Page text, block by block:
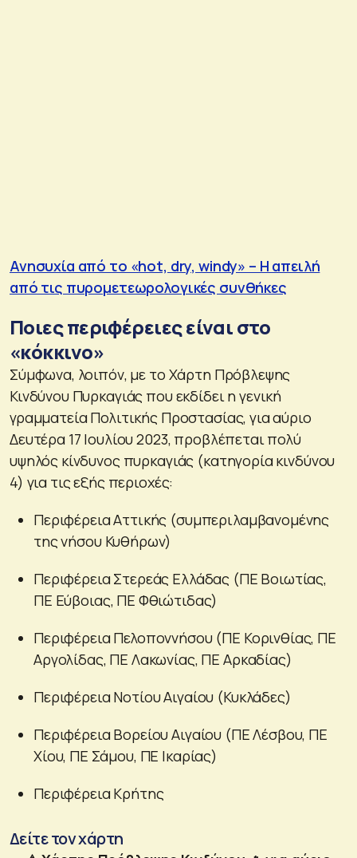
Ανησυχία από το «hot, dry, windy» – Η απειλή
από τις πυρομετεωρολογικές συνθήκες
Ποιες περιφέρειες είναι στο
«κόκκινο»
Σύμφωνα, λοιπόν, με το Χάρτη Πρόβλεψης
Κινδύνου Πυρκαγιάς που εκδίδει η γενική
γραμματεία Πολιτικής Προστασίας, για αύριο
Δευτέρα 17 Ιουλίου 2023, προβλέπεται πολύ
υψηλός κίνδυνος πυρκαγιάς (κατηγορία κινδύνου
4) για τις εξής περιοχές:
Περιφέρεια Αττικής (συμπεριλαμβανομένης
της νήσου Κυθήρων)
Περιφέρεια Στερεάς Ελλάδας (ΠΕ Βοιωτίας,
ΠΕ Εύβοιας, ΠΕ Φθιώτιδας)
Περιφέρεια Πελοποννήσου (ΠΕ Κορινθίας, ΠΕ
Αργολίδας, ΠΕ Λακωνίας, ΠΕ Αρκαδίας)
Περιφέρεια Νοτίου Αιγαίου (Κυκλάδες)
Περιφέρεια Βορείου Αιγαίου (ΠΕ Λέσβου, ΠΕ
Χίου, ΠΕ Σάμου, ΠΕ Ικαρίας)
Περιφέρεια Κρήτης
Δείτε τον χάρτη